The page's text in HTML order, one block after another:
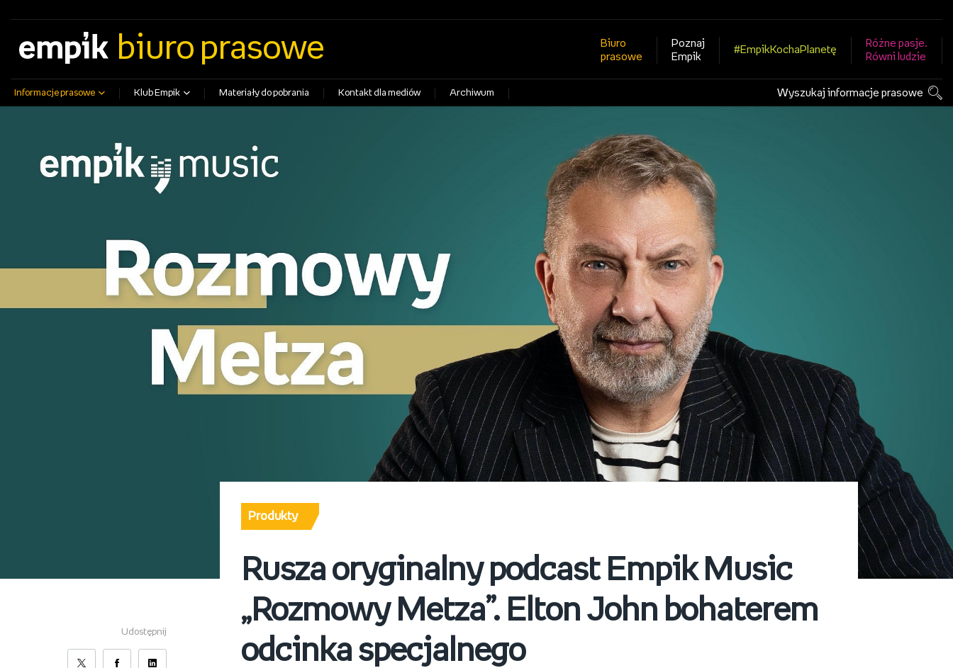
biuro prasowe
Biuro
prasowe
Poznaj
Empik
#EmpikKochaPlanetę
Różne pasje.
Równi ludzie
Informacje prasowe Klub Empik Materiały do pobrania Kontakt dla mediów Archiwum Wyszukaj informacje prasowe
Udostępnij
Produkty
Rusza oryginalny podcast Empik Music
„Rozmowy Metza”. Elton John bohaterem
odcinka specjalnego